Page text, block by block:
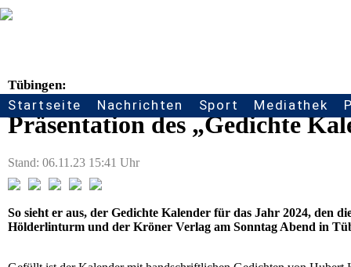
Seitennavigation
Startseite Nachrichten Sport Mediathek
Tübingen:
Präsentation des „Gedichte
Stand: 06.11.23 15:41 Uhr
So sieht er aus, der Gedichte Kalender für das Jahr 2024, den
Hölderlinturm und der Kröner Verlag am Sonntag Abend in